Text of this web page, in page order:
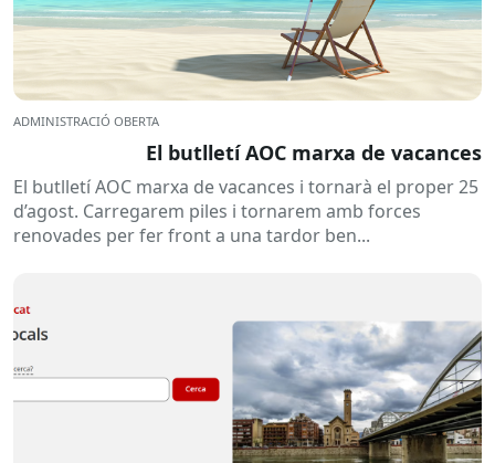
ADMINISTRACIÓ OBERTA
El butlletí AOC marxa de vacances
El butlletí AOC marxa de vacances i tornarà el proper 25
d’agost. Carregarem piles i tornarem amb forces
renovades per fer front a una tardor ben...